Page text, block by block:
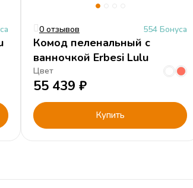
0 отзывов 554 Бонуса
Комод пеленальный с
ванночкой Erbesi Lulu
Цвет
55 439 ₽
Купить